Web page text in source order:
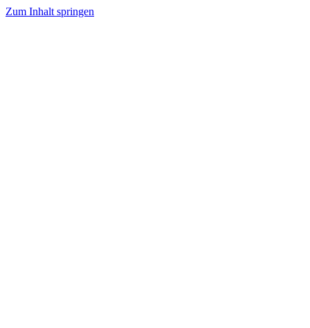
Zum Inhalt springen